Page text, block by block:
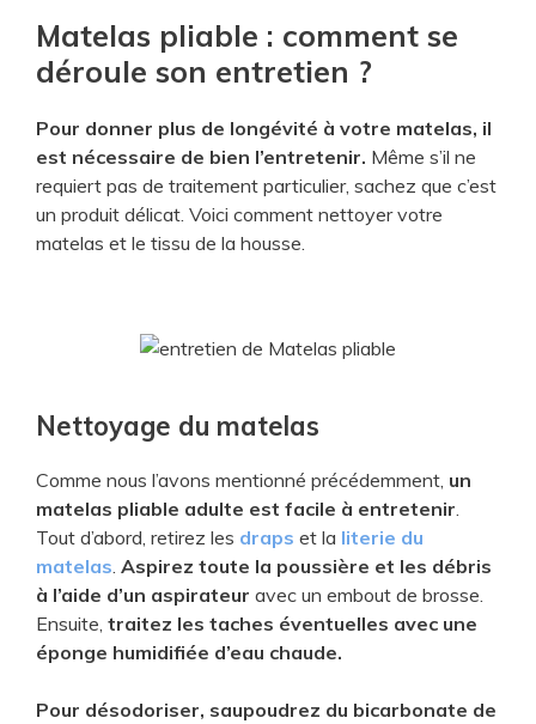
Matelas pliable : comment se
déroule son entretien ?
Pour donner plus de longévité à votre matelas, il
est nécessaire de bien l’entretenir. Même s’il ne
requiert pas de traitement particulier, sachez que c’est
un produit délicat. Voici comment nettoyer votre
matelas et le tissu de la housse.
Nettoyage du matelas
Comme nous l’avons mentionné précédemment, un
matelas pliable adulte est facile à entretenir
Tout d’abord, retirez les draps et la literie du
matelas Aspirez toute la poussière et les débris
à l’aide d’un aspirateur avec un embout de brosse.
Ensuite, traitez les taches éventuelles avec une
éponge humidifiée d’eau chaude.
Pour désodoriser, saupoudrez du bicarbonate de